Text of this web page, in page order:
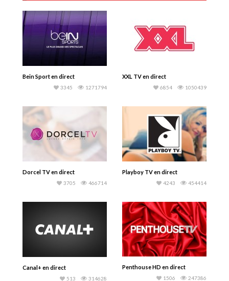
Bein Sport en direct
1271794
3345
XXL TV en direct
1050439
6854
Dorcel TV en direct
466714
3705
Playboy TV en direct
454414
4243
Canal+ en direct
314628
513
Penthouse HD en direct
247386
1506